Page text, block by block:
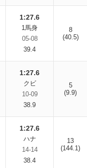
1:27.6
1馬身
05-08
39.4
8
(40.5)
1:27.6
クビ
10-09
38.9
5
(9.9)
1:27.6
ハナ
14-14
38.4
13
(144.1)